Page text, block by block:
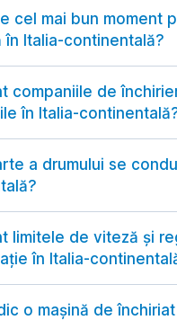
cel mai bun moment
în Italia-continentală?
companiile de
în Italia-
a drumului se
limitele de viteză și
în Italia-
o mașină de